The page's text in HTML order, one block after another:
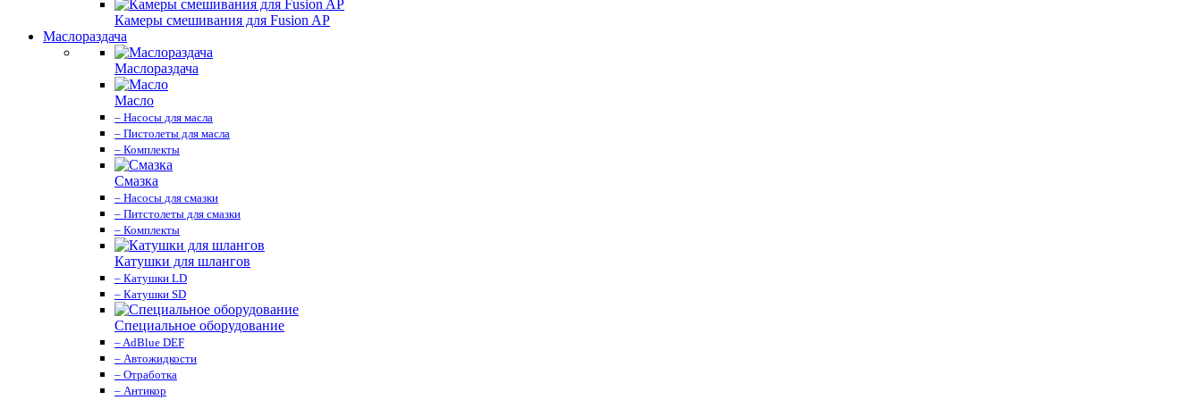
Камеры смешивания для Fusion AP
Маслораздача
Маслораздача
Масло
– Насосы для масла
– Пистолеты для масла
– Комплекты
Смазка
– Насосы для смазки
– Питстолеты для смазки
– Комплекты
Катушки для шлангов
– Катушки LD
– Катушки SD
Специальное оборудование
– AdBlue DEF
– Автожидкости
– Отработка
– Антикор